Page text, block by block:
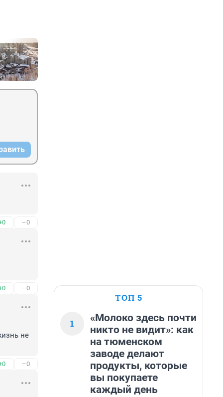
–0
–0
не
–0
ТОП 5
1
«Молоко здесь почти
никто не видит»: как
на тюменском
заводе делают
продукты, которые
вы покупаете
каждый день